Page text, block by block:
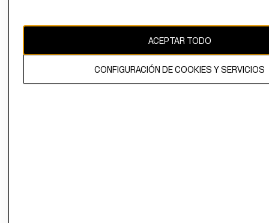
El contenido de esta página web está protegido por copyright y es
propiedad de H&M Hennes & Mauritz AB.
ACEPTAR TODO
CONFIGURACIÓN DE COOKIES Y SERVICIOS